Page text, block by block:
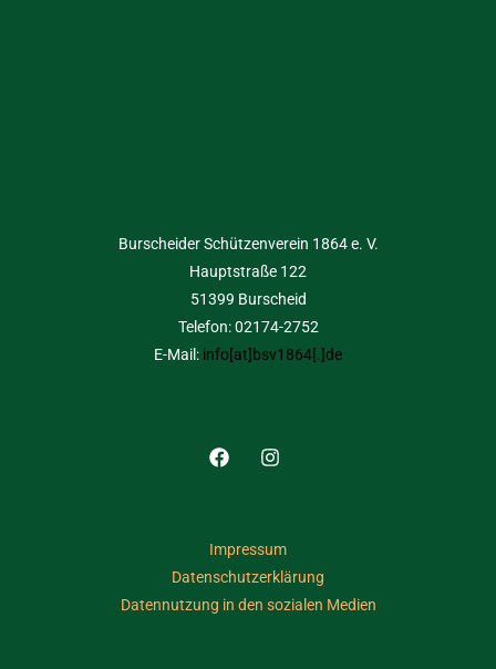
Burscheider Schützenverein 1864 e. V.
Hauptstraße 122
51399 Burscheid
Telefon: 02174-2752
E-Mail: info[at]bsv1864[.]de
Impressum
Datenschutzerklärung
Datennutzung in den sozialen Medien